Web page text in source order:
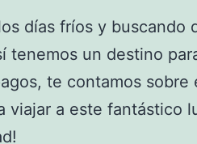
días fríos y buscando
tenemos un destino
te contamos sobre
viajar a este fantástico